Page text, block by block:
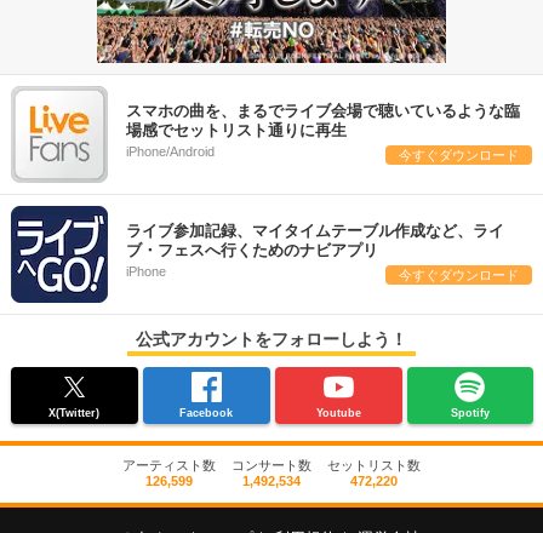
スマホの曲を、まるでライブ会場で聴いているような臨
場感でセットリスト通りに再生
iPhone/Android 今すぐダウンロード
ライブ参加記録、マイタイムテーブル作成など、ライ
ブ・フェスへ行くためのナビアプリ
iPhone 今すぐダウンロード
公式アカウントをフォローしよう！
X(Twitter) Facebook Youtube Spotify
アーティスト数
126,599
コンサート数
1,492,534
セットリスト数
472,220